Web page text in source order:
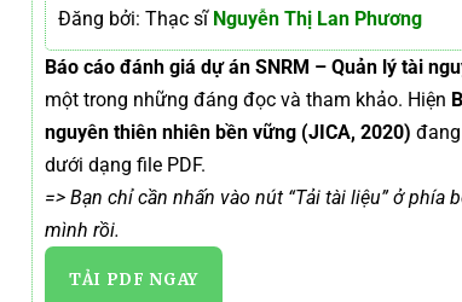
Đăng bởi: Thạc sĩNguyễn Thị Lan Phương
Báo cáo đánh giá dự án SNRM – Quản lý tài
một trong những đáng đọc và tham khảo. Hiện
nguyên thiên nhiên bền vững (JICA, 2020)
dưới dạng file PDF.
=> Bạn chỉ cần nhấn vào nút “Tải tài liệu” ở
mình rồi.
TẢI PDF NGAY